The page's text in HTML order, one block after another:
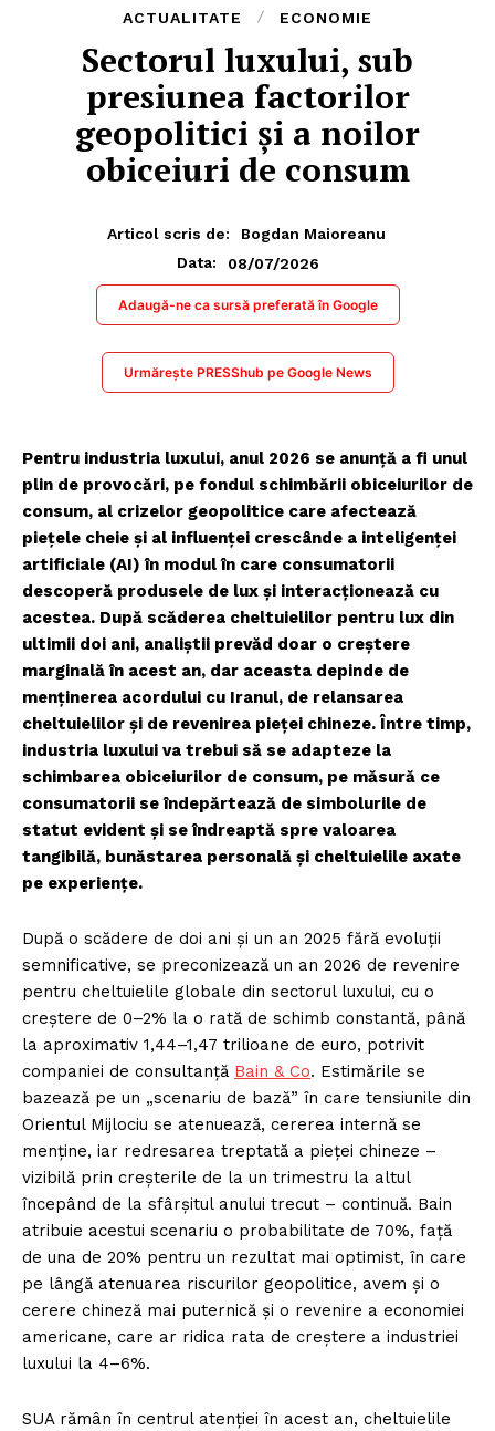
ACTUALITATE ECONOMIE
Sectorul luxului, sub
presiunea factorilor
geopolitici și a noilor
obiceiuri de consum
Articol scris de:
Bogdan Maioreanu
Data:
08/07/2026
Adaugă-ne ca sursă preferată în Google
Urmărește PRESShub pe Google News
Pentru industria luxului, anul 2026 se anunță a fi unul
plin de provocări, pe fondul schimbării obiceiurilor de
consum, al crizelor geopolitice care afectează
piețele cheie și al influenței crescânde a inteligenței
artificiale (AI) în modul în care consumatorii
descoperă produsele de lux și interacționează cu
acestea. După scăderea cheltuielilor pentru lux din
ultimii doi ani, analiștii prevăd doar o creștere
marginală în acest an, dar aceasta depinde de
menținerea acordului cu Iranul, de relansarea
cheltuielilor și de revenirea pieței chineze. Între timp,
industria luxului va trebui să se adapteze la
schimbarea obiceiurilor de consum, pe măsură ce
consumatorii se îndepărtează de simbolurile de
statut evident și se îndreaptă spre valoarea
tangibilă, bunăstarea personală și cheltuielile axate
pe experiențe.
După o scădere de doi ani și un an 2025 fără evoluții
semnificative, se preconizează un an 2026 de revenire
pentru cheltuielile globale din sectorul luxului, cu o
creștere de 0–2% la o rată de schimb constantă, până
la aproximativ 1,44–1,47 trilioane de euro, potrivit
companiei de consultanță Bain & Co. Estimările se
bazează pe un „scenariu de bază” în care tensiunile din
Orientul Mijlociu se atenuează, cererea internă se
menține, iar redresarea treptată a pieței chineze –
vizibilă prin creșterile de la un trimestru la altul
începând de la sfârșitul anului trecut – continuă. Bain
atribuie acestui scenariu o probabilitate de 70%, față
de una de 20% pentru un rezultat mai optimist, în care
pe lângă atenuarea riscurilor geopolitice, avem și o
cerere chineză mai puternică și o revenire a economiei
americane, care ar ridica rata de creștere a industriei
luxului la 4–6%.
SUA rămân în centrul atenției în acest an, cheltuielile